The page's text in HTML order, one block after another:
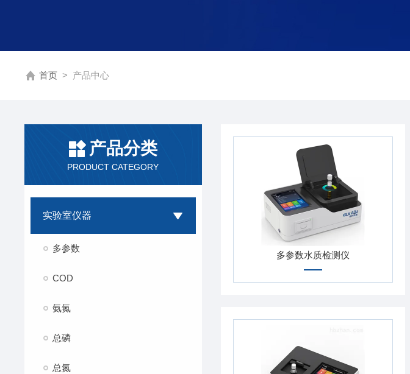
首页 > 产品中心
产品分类
PRODUCT CATEGORY
实验室仪器
多参数
COD
氨氮
总磷
总氮
多参数水质检测仪